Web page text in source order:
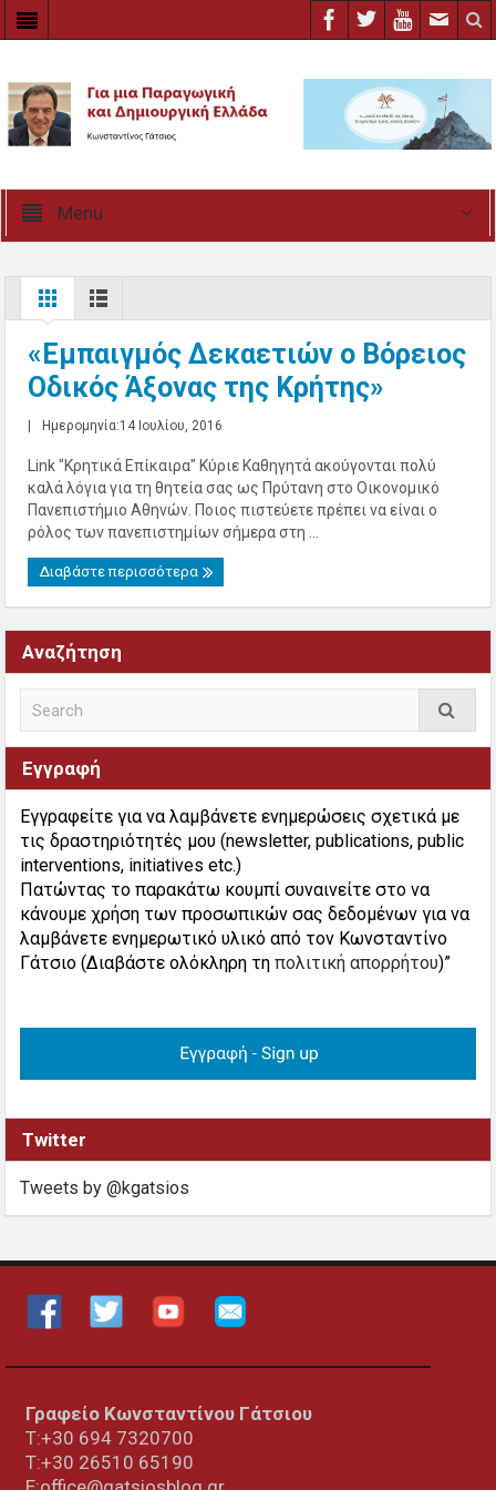
Menu
«Εμπαιγμός Δεκαετιών ο Βόρειος
Οδικός Άξονας της Κρήτης»
Ημερομηνία:14 Ιουλίου, 2016
Link "Κρητικά Επίκαιρα" Κύριε Καθηγητά ακούγονται πολύ
καλά λόγια για τη θητεία σας ως Πρύτανη στο Οικονομικό
Πανεπιστήμιο Αθηνών. Ποιος πιστεύετε πρέπει να είναι ο
ρόλος των πανεπιστημίων σήμερα στη ...
Διαβάστε περισσότερα
Αναζήτηση
Εγγραφή
Εγγραφείτε για να λαμβάνετε ενημερώσεις σχετικά με
τις δραστηριότητές μου (newsletter, publications, public
interventions, initiatives etc.)
Πατώντας το παρακάτω κουμπί συναινείτε στο να
κάνουμε χρήση των προσωπικών σας δεδομένων για να
λαμβάνετε ενημερωτικό υλικό από τον Κωνσταντίνο
Γάτσιο (Διαβάστε ολόκληρη τηπολιτική απορρήτου)”
Twitter
Tweets by @kgatsios
Γραφείο Κωνσταντίνου Γάτσιου
Τ:+30 694 7320700
T:+30 26510 65190